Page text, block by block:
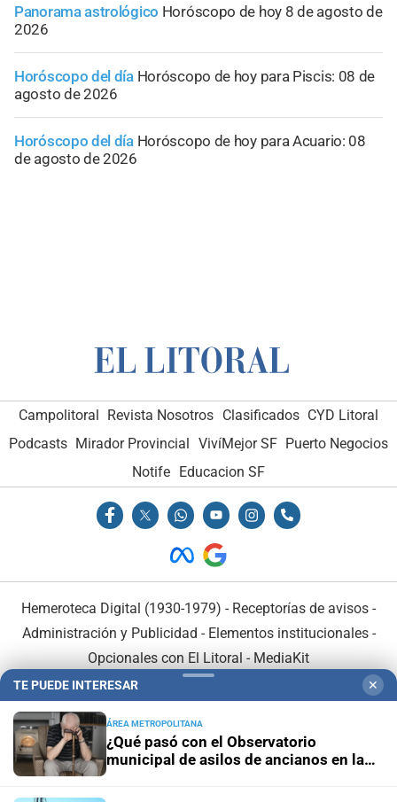
Panorama astrológico Horóscopo de hoy 8 de agosto de
2026
Horóscopo del día Horóscopo de hoy para Piscis: 08 de
agosto de 2026
Horóscopo del día Horóscopo de hoy para Acuario: 08
de agosto de 2026
Campolitoral Revista Nosotros Clasificados CYD Litoral
Podcasts Mirador Provincial VivíMejor SF Puerto Negocios
Notife Educacion SF
Hemeroteca Digital (1930-1979) - Receptorías de avisos -
Administración y Publicidad - Elementos institucionales-
Opcionales con El Litoral - MediaKit
TE PUEDE INTERESAR ✕
ÁREA METROPOLITANA
¿Qué pasó con el Observatorio
municipal de asilos de ancianos en la